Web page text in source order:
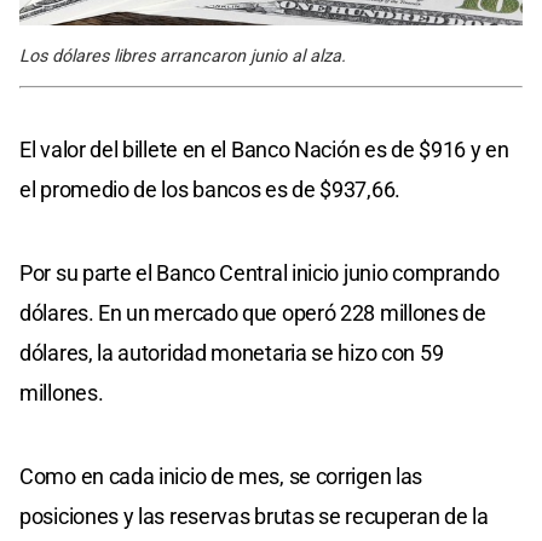
Los dólares libres arrancaron junio al alza.
El valor del billete en el Banco Nación es de $916 y en
el promedio de los bancos es de $937,66.
Por su parte el Banco Central inicio junio comprando
dólares. En un mercado que operó 228 millones de
dólares, la autoridad monetaria se hizo con 59
millones.
Como en cada inicio de mes, se corrigen las
posiciones y las reservas brutas se recuperan de la